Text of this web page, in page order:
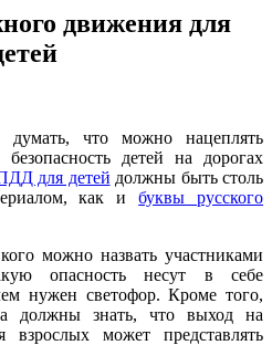
движения для
что можно нацеплять
детей на дорогах
для детей должны быть столь
как ибуквы русского
можно назвать участниками
опасность несут в себе
нужен светофор. Кроме того,
должны знать, что выход на
взрослых может представлять